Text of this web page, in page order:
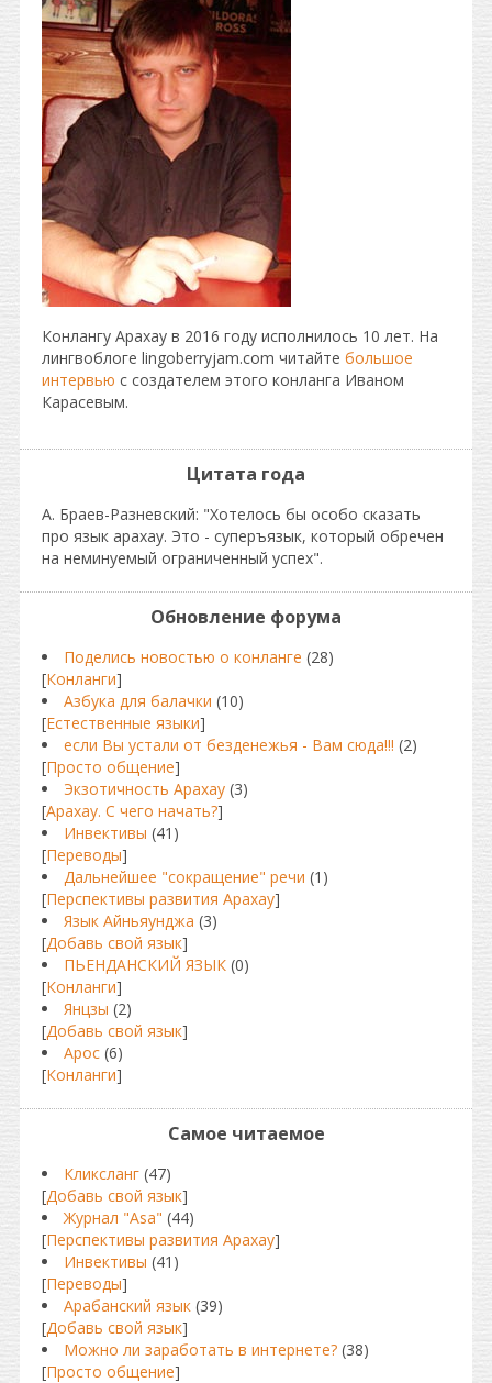
Конлангу Арахау в 2016 году исполнилось 10 лет. На
лингвоблоге lingoberryjam.com читайте большое
интервью с создателем этого конланга Иваном
Карасевым.
Цитата года
А. Браев-Разневский: "Хотелось бы особо сказать
про язык арахау. Это - суперъязык, который обречен
на неминуемый ограниченный успех".
Обновление форума
Поделись новостью о конланге (28)
[Конланги]
Азбука для балачки (10)
[Естественные языки]
если Вы устали от безденежья - Вам сюда!!! (2)
[Просто общение]
Экзотичность Арахау (3)
[Арахау. С чего начать?]
Инвективы (41)
[Переводы]
Дальнейшее "сокращение" речи (1)
[Перспективы развития Арахау]
Язык Айньяунджа (3)
[Добавь свой язык]
ПЬЕНДАНСКИЙ ЯЗЫК (0)
[Конланги]
Янцзы (2)
[Добавь свой язык]
Арос (6)
[Конланги]
Самое читаемое
Кликсланг (47)
[Добавь свой язык]
Журнал "Asa" (44)
[Перспективы развития Арахау]
Инвективы (41)
[Переводы]
Арабанский язык (39)
[Добавь свой язык]
Можно ли заработать в интернете? (38)
[Просто общение]